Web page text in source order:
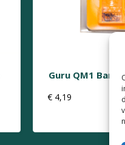
Guru QM1
€ 4,19